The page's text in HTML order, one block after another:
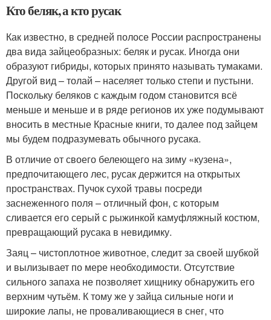
Кто беляк, а кто русак
Как известно, в средней полосе России распространены
два вида зайцеобразных: беляк и русак. Иногда они
образуют гибриды, которых принято называть тумаками.
Другой вид – толай – населяет только степи и пустыни.
Поскольку беляков с каждым годом становится всё
меньше и меньше и в ряде регионов их уже подумывают
вносить в местные Красные книги, то далее под зайцем
мы будем подразумевать обычного русака.
В отличие от своего белеющего на зиму «кузена»,
предпочитающего лес, русак держится на открытых
пространствах. Пучок сухой травы посреди
заснеженного поля – отличный фон, с которым
сливается его серый с рыжинкой камуфляжный костюм,
превращающий русака в невидимку.
Заяц – чистоплотное животное, следит за своей шубкой
и вылизывает по мере необходимости. Отсутствие
сильного запаха не позволяет хищнику обнаружить его
верхним чутьём. К тому же у зайца сильные ноги и
широкие лапы, не проваливающиеся в снег, что